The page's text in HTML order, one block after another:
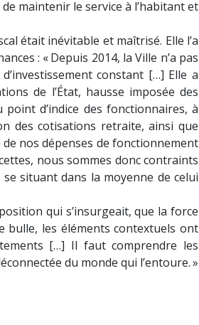
maintenir le service à l’habitant et
était inévitable et maîtrisé. Elle l’a
: « Depuis 2014, la Ville n’a pas
constant […] Elle a
de l’État, hausse imposée des
d’indice des fonctionnaires, à
des cotisations retraite, ainsi que
nos dépenses de fonctionnement
nous sommes donc contraints
situant dans la moyenne de celui
qui s’insurgeait, que la force
bulle, les éléments contextuels ont
[…] Il faut comprendre les
du monde qui l’entoure. »